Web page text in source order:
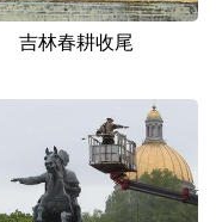
吉林春耕收尾